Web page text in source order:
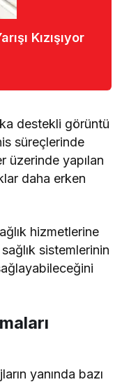
Kızışıyor
destekli görüntü
süreçlerinde
üzerinde yapılan
daha erken
hizmetlerine
sistemlerinin
yanında bazı